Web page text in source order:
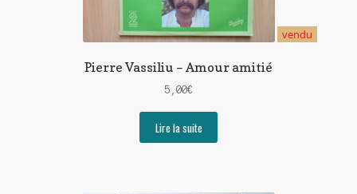
vendu
Pierre Vassiliu – Amour amitié
5,00€
Lire la suite